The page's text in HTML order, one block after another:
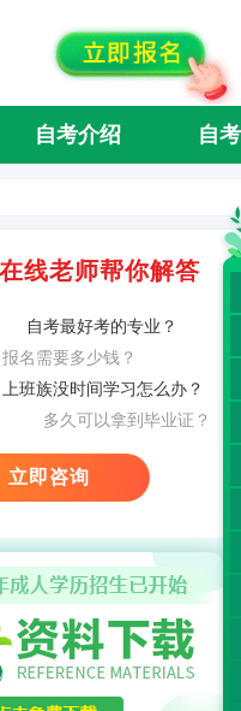
自考介绍 自
线老师帮你解答
自考最好考的专业？
报名需要多少钱？
上班族没时间学习怎么办？
多久可以拿到毕业证？
立即咨询